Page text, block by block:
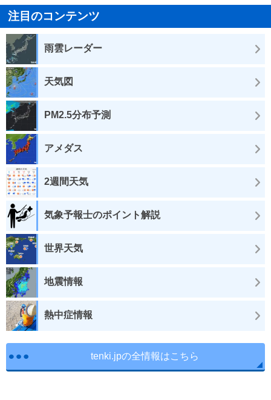
注目のコンテンツ
雨雲レーダー
天気図
PM2.5分布予測
アメダス
2週間天気
気象予報士のポイント解説
世界天気
地震情報
熱中症情報
tenki.jpの全情報はこちら